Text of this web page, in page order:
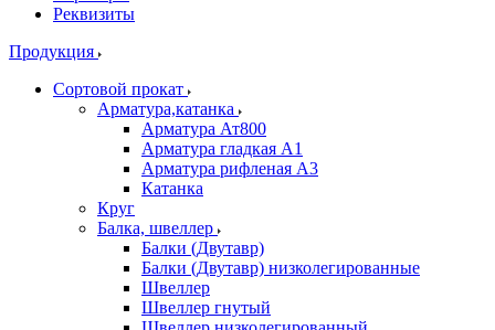
Реквизиты
Продукция
Сортовой прокат
Арматура,катанка
Арматура Ат800
Арматура гладкая А1
Арматура рифленая А3
Катанка
Круг
Балка, швеллер
Балки (Двутавр)
Балки (Двутавр) низколегированные
Швеллер
Швеллер гнутый